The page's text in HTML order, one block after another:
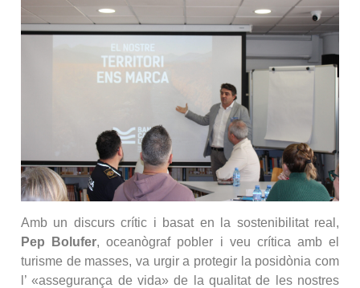
Amb un discurs crític i basat en la sostenibilitat real,
Pep Bolufer, oceanògraf pobler i veu crítica amb el
turisme de masses, va urgir a protegir la posidònia com
l’ «assegurança de vida» de la qualitat de les nostres